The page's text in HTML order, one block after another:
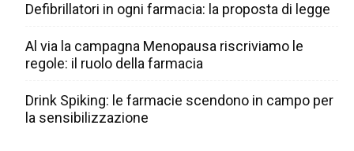
Defibrillatori in ogni farmacia: la proposta di legge
Al via la campagna Menopausa riscriviamo le
regole: il ruolo della farmacia
Drink Spiking: le farmacie scendono in campo per
la sensibilizzazione